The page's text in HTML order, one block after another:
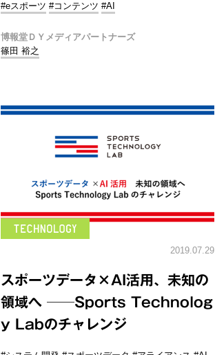
#eスポーツ #コンテンツ #AI
博報堂ＤＹメディアパートナーズ
篠田 裕之
2019.07.29
スポーツデータ×AI活用、未知の
領域へ ──Sports Technolog
y Labのチャレンジ